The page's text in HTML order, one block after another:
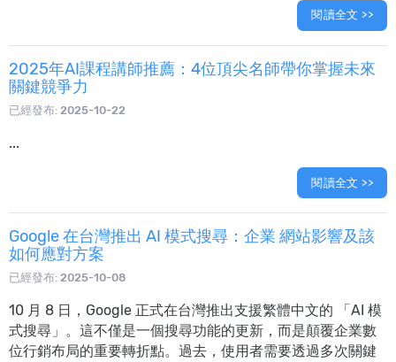
閱讀全文 >>
2025年AI課程講師推薦：4位頂尖名師帶你掌握未來
關鍵競爭力
已經發布: 2025-10-22
...
閱讀全文 >>
Google 在台灣推出 AI 模式搜尋：企業 網站影響及該
如何應對方案
已經發布: 2025-10-08
10 月 8 日，Google 正式在台灣推出支援繁體中文的 「AI 模
式搜尋」。這不僅是一個搜尋功能的更新，而是顛覆企業數
位行銷布局的重要轉折點。過去，使用者需要透過多次關鍵